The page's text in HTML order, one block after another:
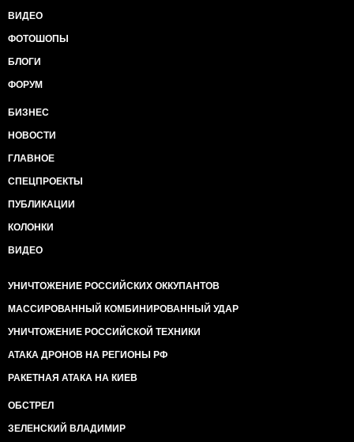
ВИДЕО
ФОТОШОПЫ
БЛОГИ
ФОРУМ
БИЗНЕС
НОВОСТИ
ГЛАВНОЕ
СПЕЦПРОЕКТЫ
ПУБЛИКАЦИИ
КОЛОНКИ
ВИДЕО
УНИЧТОЖЕНИЕ РОССИЙСКИХ ОККУПАНТОВ
МАССИРОВАННЫЙ КОМБИНИРОВАННЫЙ УДАР
УНИЧТОЖЕНИЕ РОССИЙСКОЙ ТЕХНИКИ
АТАКА ДРОНОВ НА РЕГИОНЫ РФ
РАКЕТНАЯ АТАКА НА КИЕВ
ОБСТРЕЛ
ЗЕЛЕНСКИЙ ВЛАДИМИР